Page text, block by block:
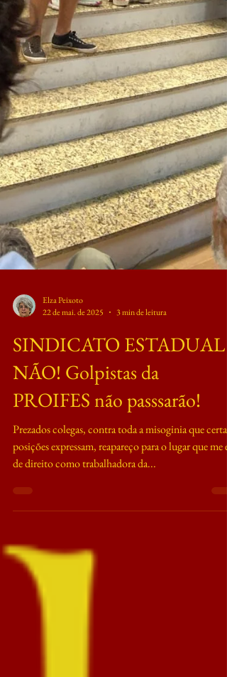
Elza Peixoto
SINDICATO ESTADUAL
NÃO! Golpistas da
PROIFES não passsarão!
Prezados colegas, contra toda a misoginia que certas
posições expressam, reapareço para o lugar que me é